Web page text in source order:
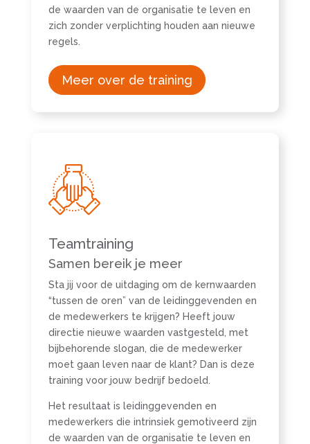
de waarden van de organisatie te leven en
zich zonder verplichting houden aan nieuwe
regels.
Meer over de training
Teamtraining
Samen bereik je meer
Sta jij voor de uitdaging om de kernwaarden
“tussen de oren” van de leidinggevenden en
de medewerkers te krijgen? Heeft jouw
directie nieuwe waarden vastgesteld, met
bijbehorende slogan, die de medewerker
moet gaan leven naar de klant? Dan is deze
training voor jouw bedrijf bedoeld.
Het resultaat is leidinggevenden en
medewerkers die intrinsiek gemotiveerd zijn
de waarden van de organisatie te leven en